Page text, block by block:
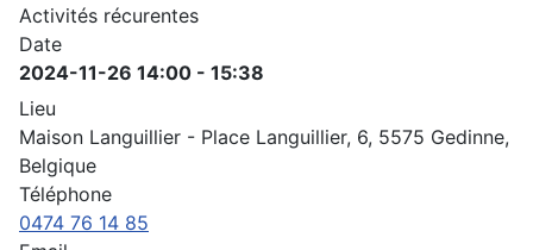
Activités récurentes
Date
2024-11-26 14:00 - 15:38
Lieu
Maison Languillier - Place Languillier, 6, 5575 Gedinne,
Belgique
Téléphone
0474 76 14 85